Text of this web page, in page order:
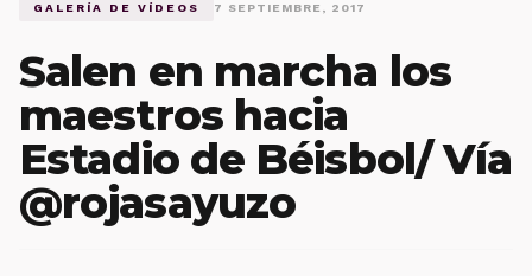
GALERÍA DE VÍDEOS 7 SEPTIEMBRE, 2017
Salen en marcha los
maestros hacia
Estadio de Béisbol/ Vía
@rojasayuzo